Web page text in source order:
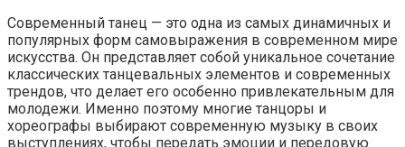
Современный танец — это одна из самых динамичных и
популярных форм самовыражения в современном мире
искусства. Он представляет собой уникальное сочетание
классических танцевальных элементов и современных
трендов, что делает его особенно привлекательным для
молодежи. Именно поэтому многие танцоры и
хореографы выбирают современную музыку в своих
выступлениях, чтобы передать эмоции и передовую